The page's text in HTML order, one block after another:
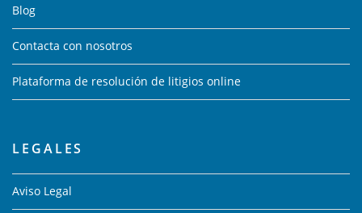
Blog
Contacta con nosotros
Plataforma de resolución de litigios online
LEGALES
Aviso Legal